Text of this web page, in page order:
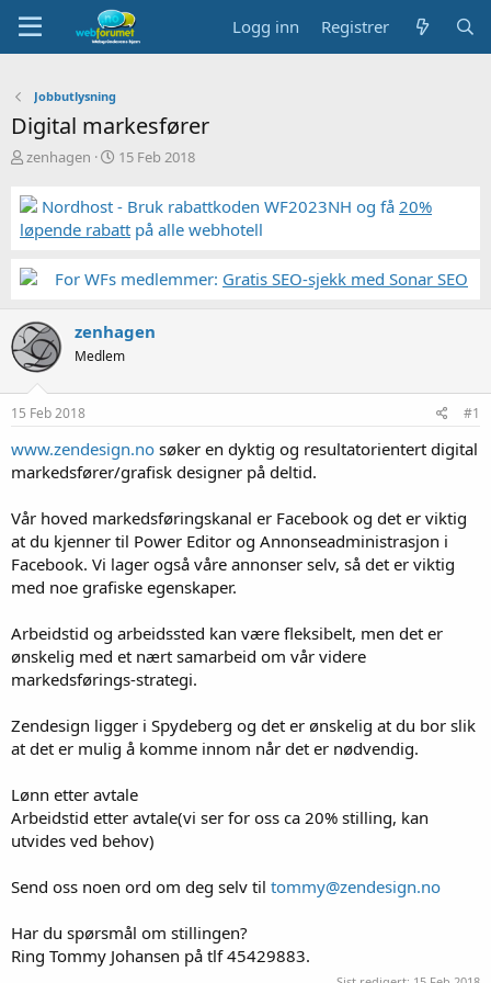
Logg inn Registrer
Jobbutlysning
Digital markesfører
T
å
d
s
a
e
r
zenhagen
S
r
t
a
15 Feb 2018
Nordhost - Bruk rabattkoden WF2023NH og få 20%
løpende rabatt på alle webhotell
For WFs medlemmer: Gratis SEO-sjekk med Sonar SEO
zenhagen
Medlem
15 Feb 2018 #1
www.zendesign.no søker en dyktig og resultatorientert digital
markedsfører/grafisk designer på deltid.
Vår hoved markedsføringskanal er Facebook og det er viktig
at du kjenner til Power Editor og Annonseadministrasjon i
Facebook. Vi lager også våre annonser selv, så det er viktig
med noe grafiske egenskaper.
Arbeidstid og arbeidssted kan være fleksibelt, men det er
ønskelig med et nært samarbeid om vår videre
markedsførings-strategi.
Zendesign ligger i Spydeberg og det er ønskelig at du bor slik
at det er mulig å komme innom når det er nødvendig.
Lønn etter avtale
Arbeidstid etter avtale(vi ser for oss ca 20% stilling, kan
utvides ved behov)
Send oss noen ord om deg selv til tommy@zendesign.no
Har du spørsmål om stillingen?
Ring Tommy Johansen på tlf 45429883.